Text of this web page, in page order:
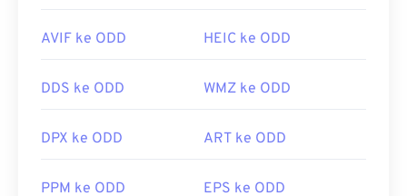
AVIF ke ODD HEIC ke ODD
DDS ke ODD WMZ ke ODD
DPX ke ODD ART ke ODD
PPM ke ODD EPS ke ODD